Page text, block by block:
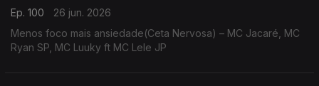
Ep. 100
26 jun. 2026
Menos foco mais ansiedade(Ceta Nervosa) – MC Jacaré, MC
Ryan SP, MC Luuky ft MC Lele JP